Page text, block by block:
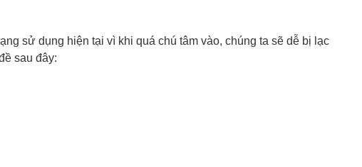
sử dụng hiện tại vì khi quá chú tâm vào, chúng ta sẽ dễ bị lạc
sau đây: